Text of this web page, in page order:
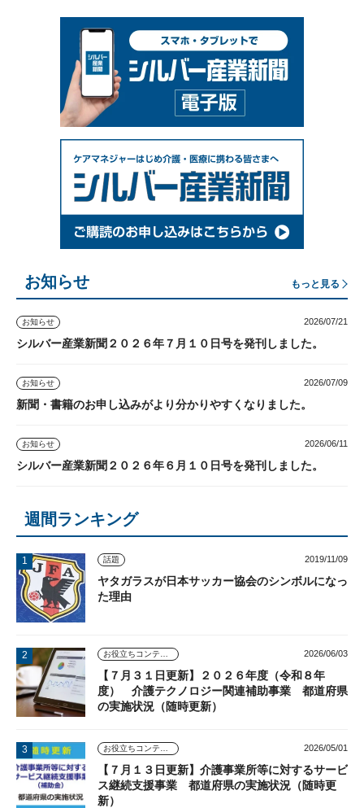
お知らせ もっと見る
お知らせ 2026/07/21
シルバー産業新聞２０２６年７月１０日号を発刊しました。
お知らせ 2026/07/09
新聞・書籍のお申し込みがより分かりやすくなりました。
お知らせ 2026/06/11
シルバー産業新聞２０２６年６月１０日号を発刊しました。
週間ランキング
話題 2019/11/09
ヤタガラスが日本サッカー協会のシンボルになっ
た理由
2026/06/03
【７月３１日更新】２０２６年度（令和８年
度） 介護テクノロジー関連補助事業 都道府県
の実施状況（随時更新）
2026/05/01
【７月１３日更新】介護事業所等に対するサービ
ス継続支援事業 都道府県の実施状況（随時更
新）